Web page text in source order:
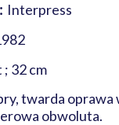
Interpress
32 cm
twarda oprawa
obwoluta.